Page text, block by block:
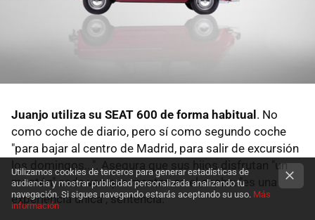
Juanjo utiliza su SEAT 600 de forma habitual . No
como coche de diario, pero sí como segundo coche
"para bajar al centro de Madrid, para salir de excursión
los domingos...". Asegura que sus hijos disfrutan "un
montón" cada vez que montan en el coche: "es una
experiencia única", sentencia.
Utilizamos cookies de terceros para generar estadísticas de
audiencia y mostrar publicidad personalizada analizando tu
navegación. Si sigues navegando estarás aceptando su uso. Más
información